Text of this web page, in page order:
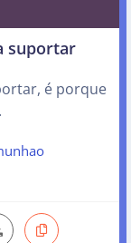
suportar
é porque